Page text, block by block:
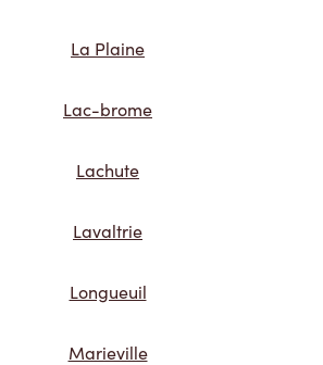
La Plaine
Lac-brome
Lachute
Lavaltrie
Longueuil
Marieville